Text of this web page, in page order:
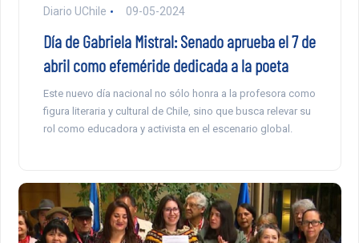
Diario UChile 09-05-2024
Día de Gabriela Mistral: Senado aprueba el 7 de
abril como efeméride dedicada a la poeta
Este nuevo día nacional no sólo honra a la profesora como
figura literaria y cultural de Chile, sino que busca relevar su
rol como educadora y activista en el escenario global.